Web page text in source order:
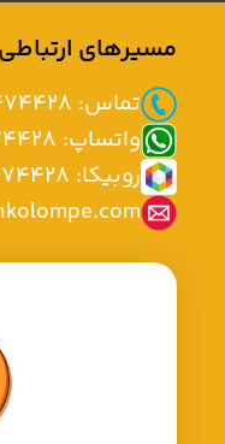
مسیرهای ارتباطی
تماس: 09132474428
واتساپ: 09132474428
روبیکا: 09132474428